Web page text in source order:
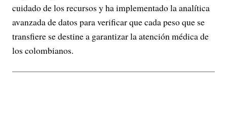
cuidado de los recursos y ha implementado la analítica
avanzada de datos para verificar que cada peso que se
transfiere se destine a garantizar la atención médica de
los colombianos.